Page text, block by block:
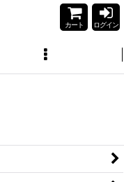
カート ログイン